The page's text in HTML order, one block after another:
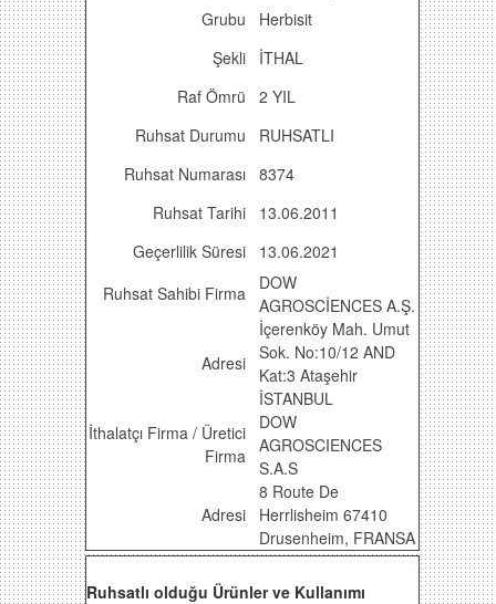
Grubu
Herbisit
Şekli
İTHAL
Raf Ömrü
2 YIL
Ruhsat Durumu
RUHSATLI
Ruhsat Numarası 8374
Ruhsat Tarihi
13.06.2011
Geçerlilik Süresi
13.06.2021
Ruhsat Sahibi Firma
DOW
AGROSCİENCES A.Ş.
Adresi
İçerenköy Mah. Umut
Sok. No:10/12 AND
Kat:3 Ataşehir
İSTANBUL
İthalatçı Firma / Üretici
Firma
DOW
AGROSCIENCES
S.A.S
Adresi
8 Route De
Herrlisheim 67410
Drusenheim, FRANSA
Ruhsatlı olduğu Ürünler ve Kullanımı